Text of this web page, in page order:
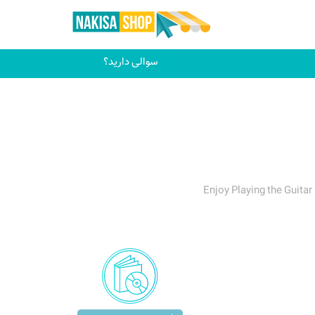
سوالی دارید؟
Enjoy Playing the